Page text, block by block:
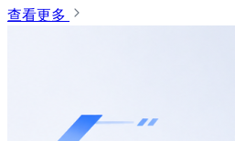
查看更多